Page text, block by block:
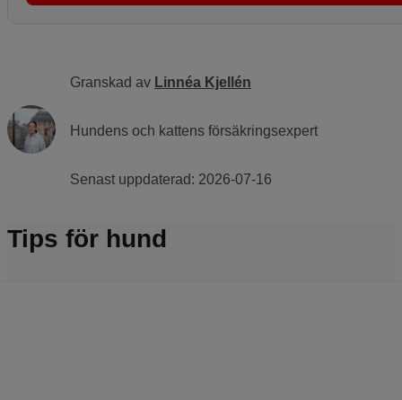
Granskad av Linnéa Kjellén
Hundens och kattens försäkringsexpert
Senast uppdaterad: 2026-07-16
Tips för hund